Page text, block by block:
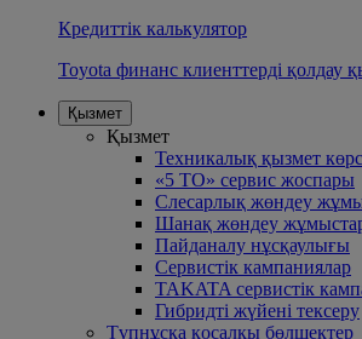
Кредиттік калькулятор
Toyota финанс клиенттерді қолдау
Қызмет
Қызмет
Техникалық қызмет
«5 ТО» сервис жоспары
Слесарлық жөндеу
Шанақ жөндеу
Пайданалу нұсқаулығы
Сервистік кампаниялар
TAKATA сервистік
Гибридті жүйені тексеру
Түпнұсқа қосалқы бөлшектер